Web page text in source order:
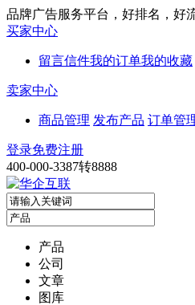
品牌广告服务平台，好排名，好
买家中心
留言信件我的订单我的收藏
卖家中心
商品管理 发布产品 订单管
登录免费注册
400-000-3387转8888
产品
公司
文章
图库